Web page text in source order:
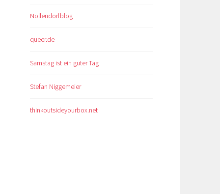
Nollendorfblog
queer.de
Samstag ist ein guter Tag
Stefan Niggemeier
thinkoutsideyourbox.net